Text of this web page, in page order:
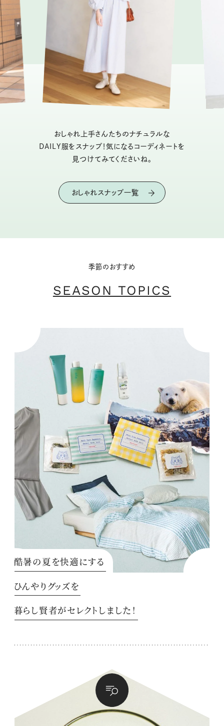
おしゃれ上手さんたちのナチュラルな
DAILY服をスナップ！気になるコーディネートを
見つけてみてくださいね。
おしゃれスナップ一覧
季節のおすすめ
SEASON TOPICS
酷暑の夏を快適にする
ひんやりグッズを
暮らし賢者がセレクトしました！